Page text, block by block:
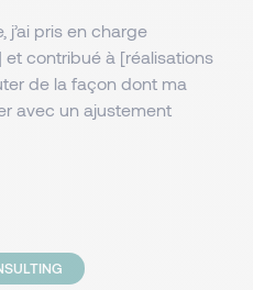
j’ai pris en charge
contribué à [réalisations
de la façon dont ma
avec un ajustement